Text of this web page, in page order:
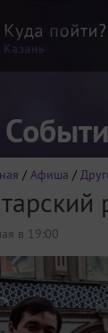
/ Афиша /
в 19:00